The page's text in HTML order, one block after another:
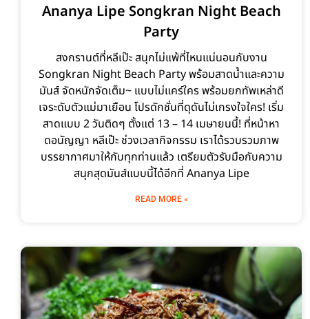
Ananya Lipe Songkran Night Beach
Party
สงกรานต์ที่หลีเป๊ะ สนุกไม่แพ้ที่ไหนแน่นอนกับงาน
Songkran Night Beach Party พร้อมสาดน้ำและความ
มันส์ จัดหนักจัดเต็ม~ แบบไม่แคร์ใคร พร้อมยกทัพเหล่าดี
เจระดับตัวแม่มาเยือน โปรดักชั่นที่ดุดันไม่เกรงใจใคร! เริ่ม
สาดแบบ 2 วันติดๆ ตั้งแต่ 13 – 14 เมษายนนี้! ที่หน้าหา
ดอนัญญา หลีเป๊ะ ช่วงเวลากิจกรรม เราได้รวบรวมภาพ
บรรยากาศมาให้กับทุกท่านแล้ว เตรียมตัวรับมือกับความ
สนุกสุดมันส์แบบนี้ได้อีกที่ Ananya Lipe
READ MORE »